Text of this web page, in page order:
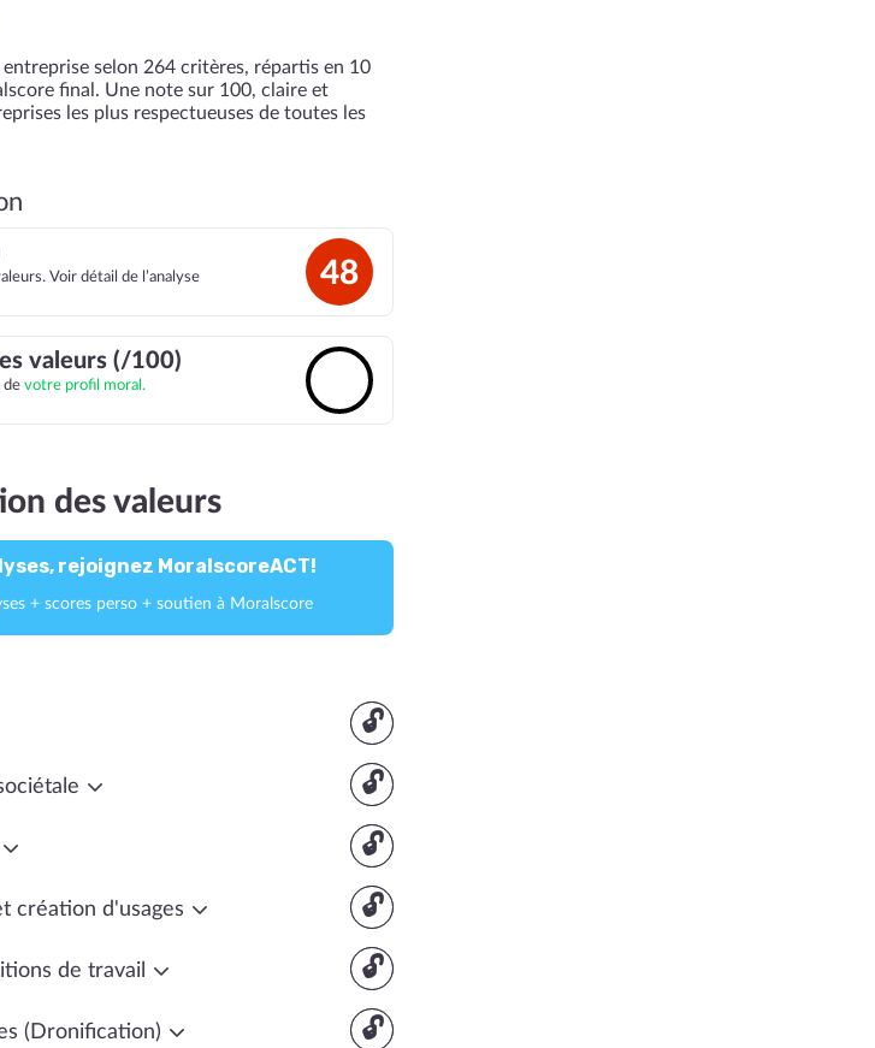
selon 264 critères, répartis en 10
final. Une note sur 100, claire et
les plus respectueuses de toutes les
Voir détail de l’analyse
48
valeurs (/100)
de votre profil moral.
des valeurs
rejoignez MoralscoreACT!
+ scores perso + soutien à Moralscore
🔓
🔓
🔓
🔓
création d'usages
🔓
de travail
🔓
(Dronification)